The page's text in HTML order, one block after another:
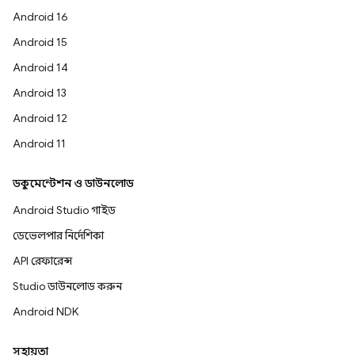
Android 16
Android 15
Android 14
Android 13
Android 12
Android 11
ডকুমেন্টেশন ও ডাউনলোড
Android Studio গাইড
ডেভেলপার নির্দেশিকা
API রেফারেন্স
Studio ডাউনলোড করুন
Android NDK
সহায়তা